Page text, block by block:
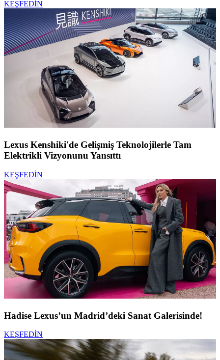
KEŞFEDİN
Lexus Kenshiki'de Gelişmiş Teknolojilerle Tam
Elektrikli Vizyonunu Yansıttı
KEŞFEDİN
Hadise Lexus’un Madrid’deki Sanat Galerisinde!
KEŞFEDİN